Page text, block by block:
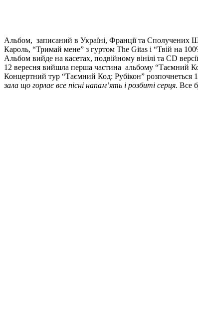
Альбом, записаний в Україні, Франції та Сполучених
Кароль, “Тримай мене” з гуртом The Gitas і “Твій на
Альбом вийде на касетах, подвійному вінілі та CD
12 вересня вийшла перша частина альбому “Таємний
Концертний тур “Таємний Код: Рубікон” розпочнеться
зала що горлає все пісні напам’ять і розбиті серця. Все